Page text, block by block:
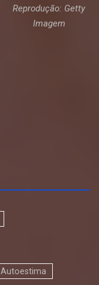
Reprodução: Getty
Imagem
Autoestima